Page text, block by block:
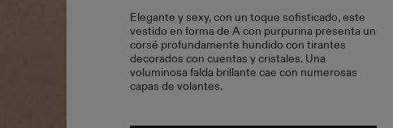
Elegante y sexy, con un toque sofisticado, este
vestido en forma de A con purpurina presenta un
corsé profundamente hundido con tirantes
decorados con cuentas y cristales. Una
voluminosa falda brillante cae con numerosas
capas de volantes.